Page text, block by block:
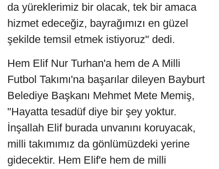
da yüreklerimiz bir olacak, tek bir amaca
hizmet edeceğiz, bayrağımızı en güzel
şekilde temsil etmek istiyoruz" dedi.
Hem Elif Nur Turhan'a hem de A Milli
Futbol Takımı'na başarılar dileyen Bayburt
Belediye Başkanı Mehmet Mete Memiş,
"Hayatta tesadüf diye bir şey yoktur.
İnşallah Elif burada unvanını koruyacak,
milli takımımız da gönlümüzdeki yerine
gidecektir. Hem Elif'e hem de milli